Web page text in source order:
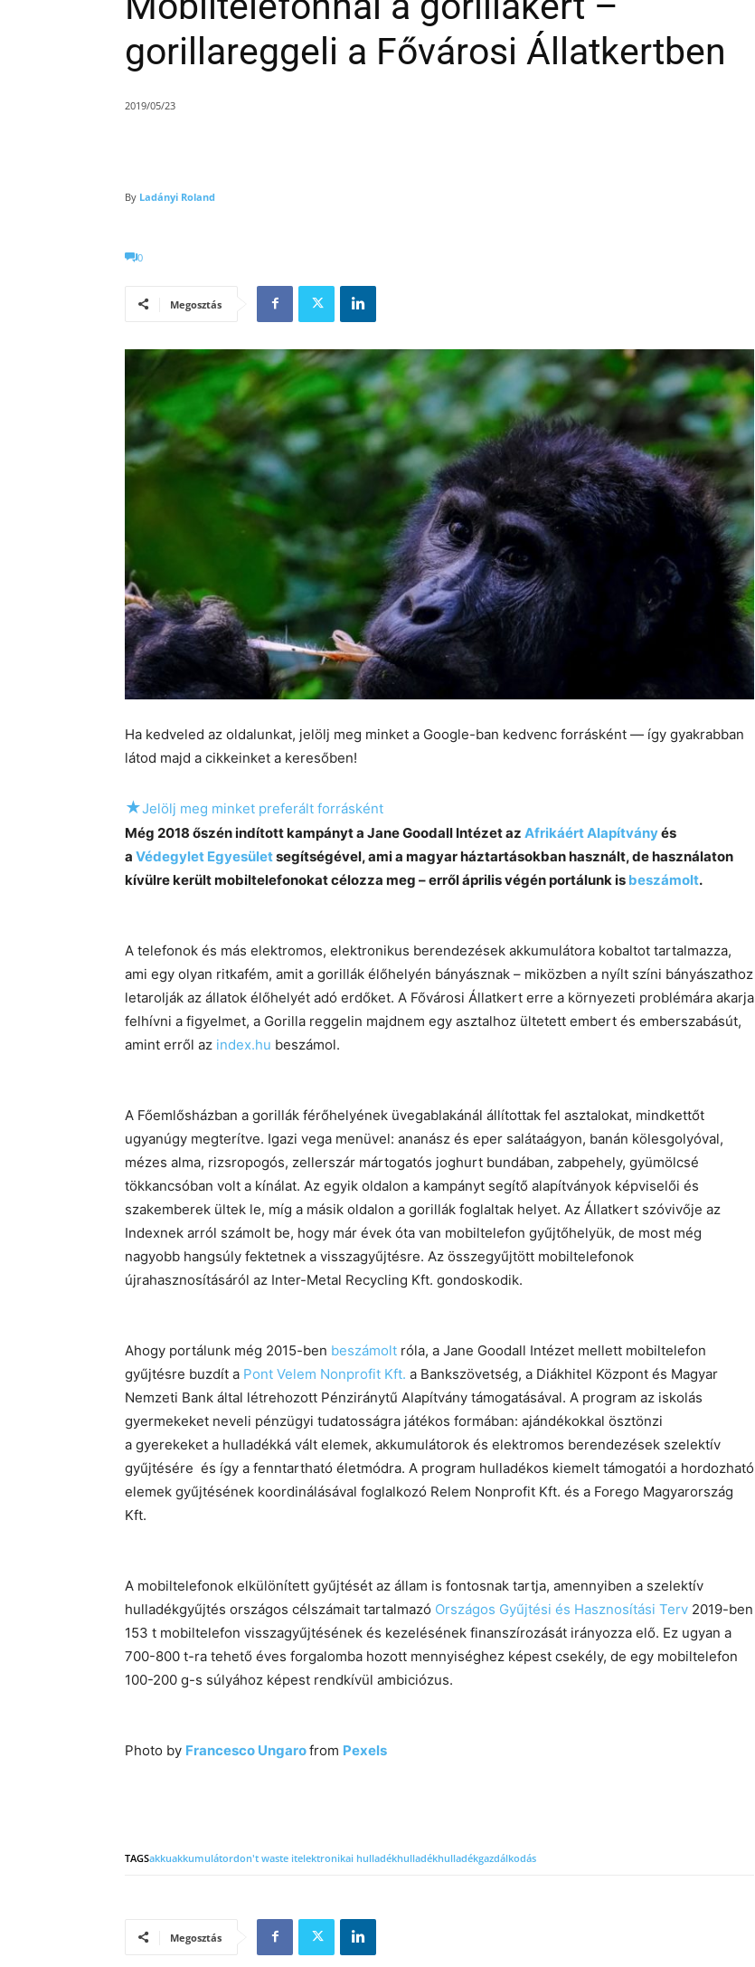
gorillareggeli a Fővárosi Állatkertben
2019/05/23
By Ladányi Roland
0
Megosztás
Ha kedveled az oldalunkat, jelölj meg minket a Google-ban kedvenc forrásként — így gyakrabban
látod majd a cikkeinket a keresőben!
★Jelölj meg minket preferált forrásként
Még 2018 őszén indított kampányt a Jane Goodall Intézet az Afrikáért Alapítványés
a Védegylet Egyesületsegítségével, ami a magyar háztartásokban használt, de használaton
kívülre került mobiltelefonokat célozza meg – erről április végén portálunk is beszámolt.
A telefonok és más elektromos, elektronikus berendezések akkumulátora kobaltot tartalmazza,
ami egy olyan ritkafém, amit a gorillák élőhelyén bányásznak – miközben a nyílt színi bányászathoz
letarolják az állatok élőhelyét adó erdőket. A Fővárosi Állatkert erre a környezeti problémára akarja
felhívni a figyelmet, a Gorilla reggelin majdnem egy asztalhoz ültetett embert és emberszabásút,
amint erről az index.hu beszámol.
A Főemlősházban a gorillák férőhelyének üvegablakánál állítottak fel asztalokat, mindkettőt
ugyanúgy megterítve. Igazi vega menüvel: ananász és eper salátaágyon, banán kölesgolyóval,
mézes alma, rizsropogós, zellerszár mártogatós joghurt bundában, zabpehely, gyümölcsé
tökkancsóban volt a kínálat. Az egyik oldalon a kampányt segítő alapítványok képviselői és
szakemberek ültek le, míg a másik oldalon a gorillák foglaltak helyet. Az Állatkert szóvivője az
Indexnek arról számolt be, hogy már évek óta van mobiltelefon gyűjtőhelyük, de most még
nagyobb hangsúly fektetnek a visszagyűjtésre. Az összegyűjtött mobiltelefonok
újrahasznosításáról az Inter-Metal Recycling Kft. gondoskodik.
Ahogy portálunk még 2015-ben beszámolt róla, a Jane Goodall Intézet mellett mobiltelefon
gyűjtésre buzdít a Pont Velem Nonprofit Kft. a Bankszövetség, a Diákhitel Központ és Magyar
Nemzeti Bank által létrehozott Pénziránytű Alapítvány támogatásával. A program az iskolás
gyermekeket neveli pénzügyi tudatosságra játékos formában: ajándékokkal ösztönzi
a gyerekeket a hulladékká vált elemek, akkumulátorok és elektromos berendezések szelektív
gyűjtésére és így a fenntartható életmódra. A program hulladékos kiemelt támogatói a hordozható
elemek gyűjtésének koordinálásával foglalkozó Relem Nonprofit Kft. és a Forego Magyarország
Kft.
A mobiltelefonok elkülönített gyűjtését az állam is fontosnak tartja, amennyiben a szelektív
hulladékgyűjtés országos célszámait tartalmazó Országos Gyűjtési és Hasznosítási Terv 2019-ben
153 t mobiltelefon visszagyűjtésének és kezelésének finanszírozását irányozza elő. Ez ugyan a
700-800 t-ra tehető éves forgalomba hozott mennyiséghez képest csekély, de egy mobiltelefon
100-200 g-s súlyához képest rendkívül ambiciózus.
Photo by Francesco Ungarofrom Pexels
TAGSakkuakkumulátordon't waste itelektronikai hulladékhulladékhulladékgazdálkodás
Megosztás